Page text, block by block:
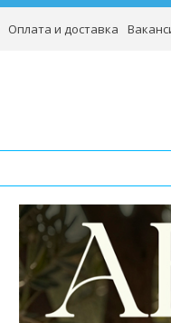
Оплата и доставка